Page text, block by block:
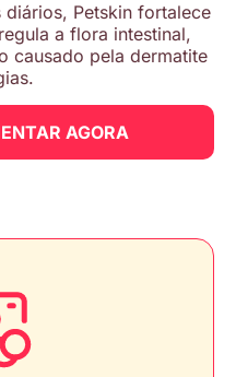
Petskin fortalece
a flora intestinal,
causado pela dermatite
AGORA